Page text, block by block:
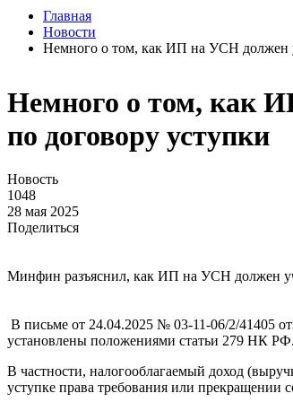
Главная
Новости
Немного о том, как ИП на УСН должен
Немного о том, как
по договору уступки
Новость
1048
28 мая 2025
Поделиться
Минфин разъяснил, как ИП на УСН должен
В письме от 24.04.2025 № 03-11-06/2/41405
установлены положениями статьи 279 НК РФ.
В частности, налогооблагаемый доход
уступке права требования или прекращении